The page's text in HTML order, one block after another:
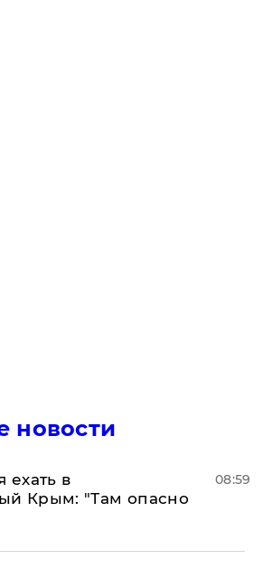
новости
ехать в
Крым: "Там опасно
08:59